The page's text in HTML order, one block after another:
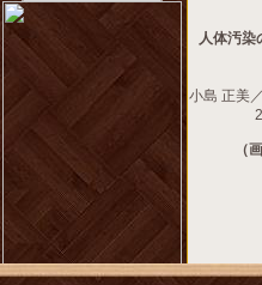
人体汚染
小島 正美
（